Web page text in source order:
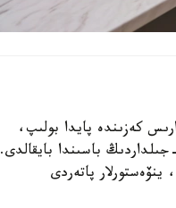
داعدارىس كەزىندە پايدا بولىپ،
الەمنىڭ كوپتەگەن ەلىنە تارادى. قازاقستاندا ونىڭ العاشقى بەلگىلەرى 2000 -جىلداردىڭ باسىندا بايقالدى.
پاتەردى